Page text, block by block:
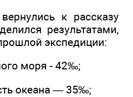
к рассказу
результатами,
экспедиции:
моря - 42‰;
океана — 35‰;